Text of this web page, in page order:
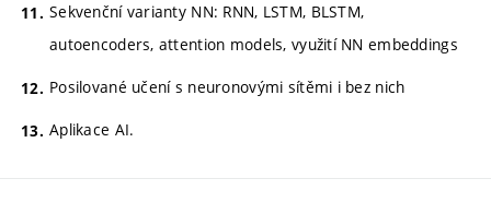
Sekvenční varianty NN: RNN, LSTM, BLSTM,
autoencoders, attention models, využití NN embeddings
Posilované učení s neuronovými sítěmi i bez nich
Aplikace AI.